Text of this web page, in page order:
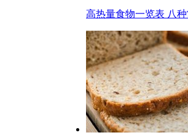
高热量食物一览表 八